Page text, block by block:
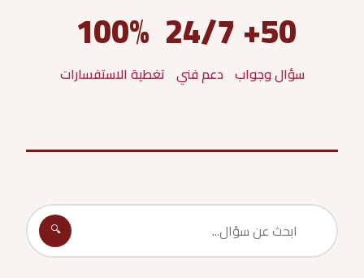
50+
سؤال وجواب
24/7
دعم فني
100%
تغطية الاستفسارات
🔍